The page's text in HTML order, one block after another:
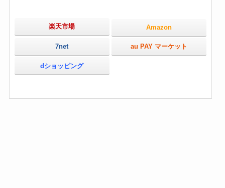
楽天市場 Amazon
7net au PAY マーケット
dショッピング